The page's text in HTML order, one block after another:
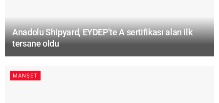
Anadolu Shipyard, EYDEP’te A sertifikası alan ilk
tersane oldu
MANŞET